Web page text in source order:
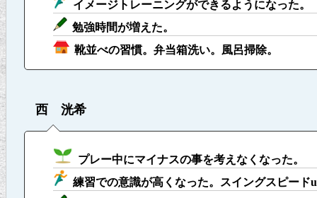
イメージトレーニングができるようになった。
勉強時間が増えた。
靴並べの習慣。弁当箱洗い。風呂掃除。
西 洸希
プレー中にマイナスの事を考えなくなった。
練習での意識が高くなった。スイングスピード